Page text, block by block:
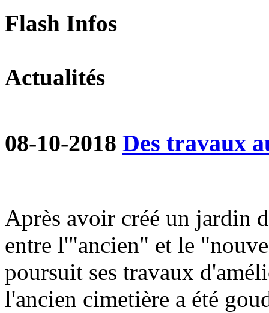
Flash Infos
Actualités
08-10-2018 Des travaux
Après avoir créé un jardin
entre l'"ancien" et le
poursuit ses travaux
l'ancien cimetière a été